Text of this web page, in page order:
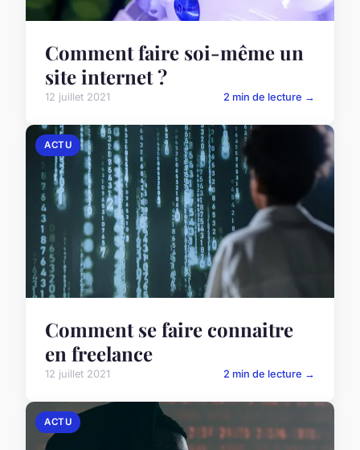
Comment faire soi-même un
site internet ?
12 juillet 2021 2 min de lecture →
ACTU
Comment se faire connaitre
en freelance
12 juillet 2021 2 min de lecture →
ACTU